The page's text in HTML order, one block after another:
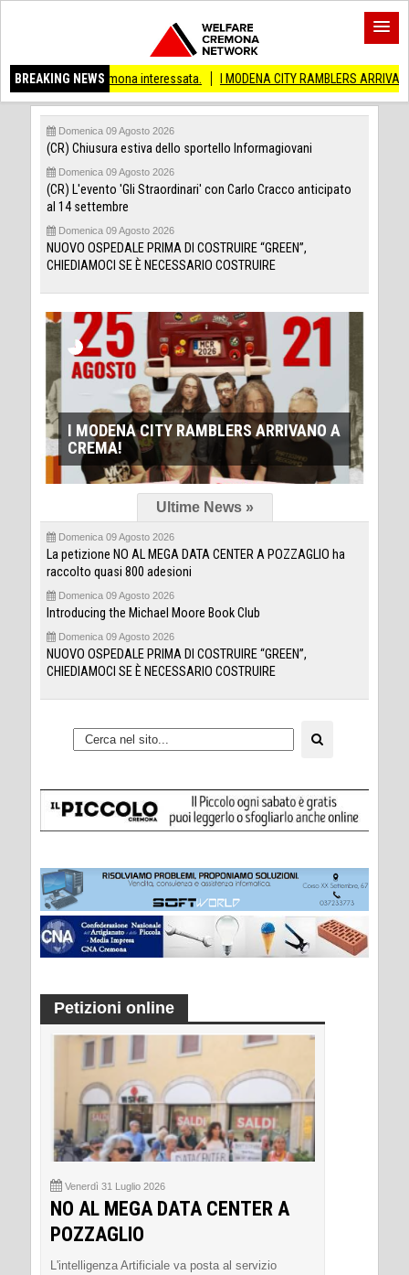
BREAKING NEWS
interessata. I MODENA CITY RAMBLERS ARRIVANO A CREMA!
Domenica 09 Agosto 2026
(CR) Chiusura estiva dello sportello Informagiovani
Domenica 09 Agosto 2026
(CR) L'evento 'Gli Straordinari' con Carlo Cracco anticipato
al 14 settembre
Domenica 09 Agosto 2026
NUOVO OSPEDALE PRIMA DI COSTRUIRE “GREEN”,
CHIEDIAMOCI SE È NECESSARIO COSTRUIRE
LNotizie-Notte di San Lorenzo, in
Lombardia
Ultime News »
Domenica 09 Agosto 2026
La petizione NO AL MEGA DATA CENTER A POZZAGLIO ha
raccolto quasi 800 adesioni
Domenica 09 Agosto 2026
Introducing the Michael Moore Book Club
Domenica 09 Agosto 2026
NUOVO OSPEDALE PRIMA DI COSTRUIRE “GREEN”,
CHIEDIAMOCI SE È NECESSARIO COSTRUIRE
Petizioni online
Venerdì 31 Luglio 2026
NO AL MEGA DATA CENTER A
POZZAGLIO
L'intelligenza Artificiale va posta al servizio